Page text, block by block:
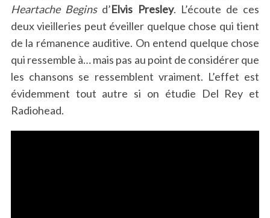
Heartache Beginsd’Elvis Presley. L’écoute de ces
deux vieilleries peut éveiller quelque chose qui tient
de la rémanence auditive. On entend quelque chose
qui ressemble à… mais pas au point de considérer que
les chansons se ressemblent vraiment. L’effet est
évidemment tout autre si on étudie Del Rey et
Radiohead.